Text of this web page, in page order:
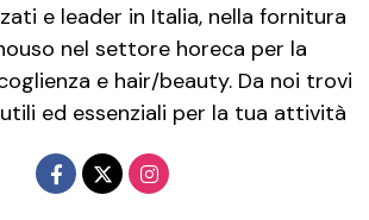
e leader in Italia, nella fornitura
nel settore horeca per la
e hair/beauty. Da noi trovi
ed essenziali per la tua attività